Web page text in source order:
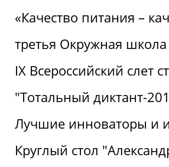
«Качество питания –
третья Окружная
IХ Всероссийский слет
"Тотальный диктант-
Лучшие инноваторы и
Круглый стол